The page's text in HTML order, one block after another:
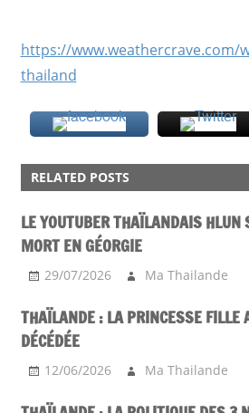
https://www.weathercrave.com/
thailand
RELATED POSTS
LE YOUTUBER THAÏLANDAIS HLUN
MORT EN GÉORGIE
29/07/2026 Ma Thailande
THAÏLANDE : LA PRINCESSE FILLE
DÉCÉDÉE
12/06/2026 Ma Thailande